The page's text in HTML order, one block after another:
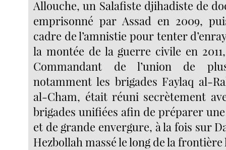
Allouche, un Salafiste djihadiste de
emprisonné par Assad en 2009,
cadre de l’amnistie pour tenter
la montée de la guerre civile en
Commandant de l’union de
notamment les brigades Faylaq al-
al-Cham, était réuni secrètement
brigades unifiées afin de préparer
et de grande envergure, à la fois sur
Hezbollah massé le long de la frontière